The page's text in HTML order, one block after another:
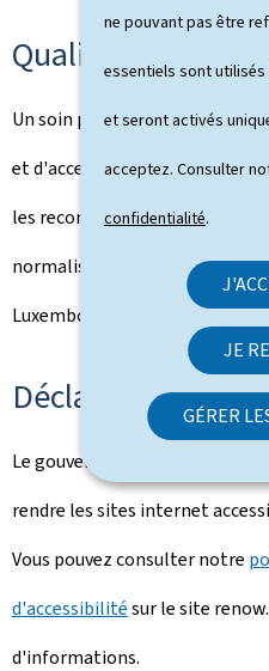
ne pouvant pas être
essentiels sont
et seront activés
acceptez. Consulter
confidentialité.
JE
GÉRER
Qualité
Un soin particulier a été pris
et d'accessibilité satisfaisant.
les recommandations du
normalisation web du
Luxembourg).
Déclaration
Le gouvernement
rendre les sites internet
Vous pouvez consulter notre
d'accessibilitésur le site
d'informations.